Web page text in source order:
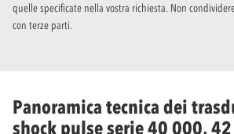
quelle specificate nella vostra richiesta. Non
con terze parti.
Panoramica tecnica dei
shock pulse serie 40 000,